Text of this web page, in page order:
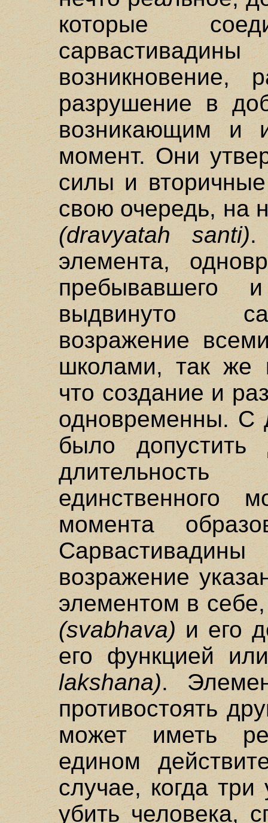
которые
возникновение,
разрушение в
возникающим и
момент. Они
силы и
свою очередь, на
(dravyatah santi).
элемента,
пребывавшего
выдвинуто
возражение
школами, так же
что создание и
одновременны. С
было допустить
единственного
момента
возражение
элементом в
(svabhava)и его
его функцией
lakshana).
противостоять
может иметь
едином
случае, когда
убить человека,